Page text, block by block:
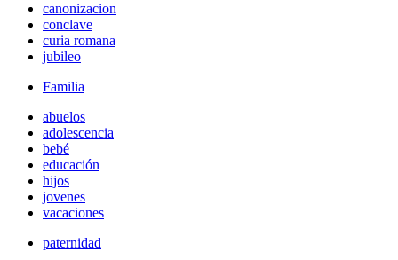
canonizacion
conclave
curia romana
jubileo
Familia
abuelos
adolescencia
bebé
educación
hijos
jovenes
vacaciones
paternidad